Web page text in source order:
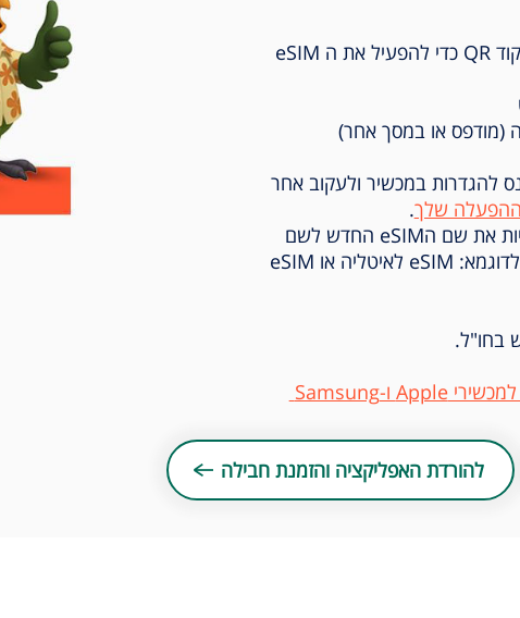
בסיום הרכישה נשלח אליך קוד QR כדי להפעיל את ה eSIM
להגדרות במכשיר ולעקוב אחר
שלך.
מומלץ לשנות במסכי ההנחיות את שם הeSIM החדש לשם
מדינה או האיזור שרכשתם, לדוגמא: eSIM לאיטליה או eSIM
בחו"ל.
להורדת האפליקציה והזמנת חבילה